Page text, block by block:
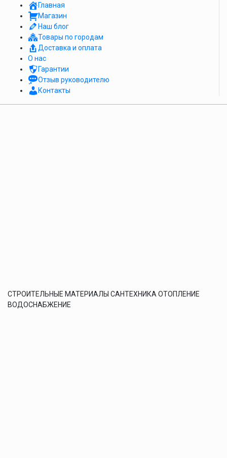
Главная
Магазин
Наш блог
Товары по городам
Доставка и оплата
О нас
Гарантии
Отзыв руководителю
Контакты
СТРОИТЕЛЬНЫЕ МАТЕРИАЛЫ САНТЕХНИКА ОТОПЛЕНИЕ
ВОДОСНАБЖЕНИЕ